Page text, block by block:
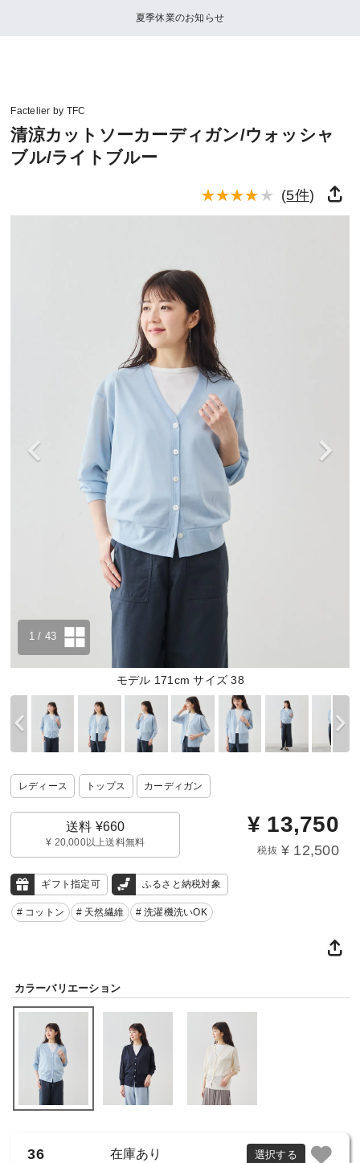
夏季休業のお知らせ
Factelier by TFC
清涼カットソーカーディガン/ウォッシャ
ブル/ライトブルー
(5件)
モデル 171cm サイズ 38
1 / 43
レディース トップス カーディガン
送料 ¥660
¥ 20,000以上送料無料
¥ 13,750
税抜 ¥ 12,500
ギフト指定可 ふるさと納税対象
# コットン # 天然繊維 # 洗濯機洗いOK
カラーバリエーション
36 在庫あり 選択する